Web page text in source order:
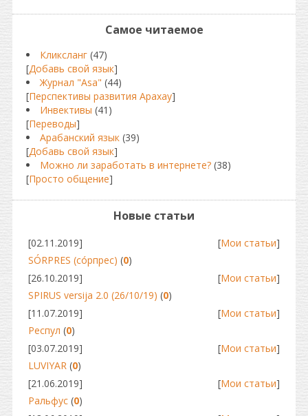
Самое читаемое
Кликсланг (47)
[Добавь свой язык]
Журнал "Asa" (44)
[Перспективы развития Арахау]
Инвективы (41)
[Переводы]
Арабанский язык (39)
[Добавь свой язык]
Можно ли заработать в интернете? (38)
[Просто общение]
Новые статьи
[02.11.2019] [Мои статьи]
SÓRPRES (сóрпрес) (0)
[26.10.2019]
[Мои статьи]
SPIRUS versija 2.0 (26/10/19) (0)
[11.07.2019]
[Мои статьи]
Респул (0)
[03.07.2019]
[Мои статьи]
LUVIYAR (0)
[21.06.2019]
[Мои статьи]
Ральфус (0)